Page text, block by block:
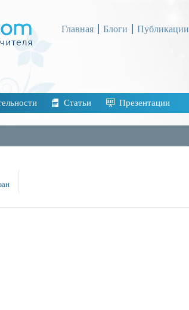
Главная Блоги Публикации
Статьи Презентации